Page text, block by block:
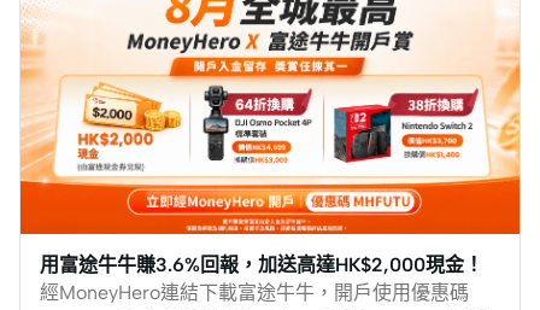
用富途牛牛賺3.6%回報，加送高達HK$2,000現金！
經MoneyHero連結下載富途牛牛，開戶使用優惠碼